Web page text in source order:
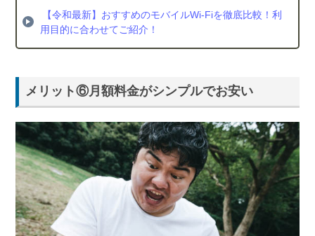
【令和最新】おすすめのモバイルWi-Fiを徹底比較！利
用目的に合わせてご紹介！
メリット⑥月額料金がシンプルでお安い